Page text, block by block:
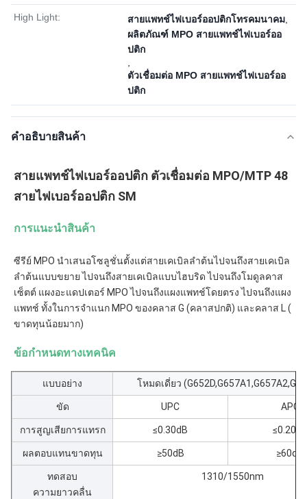
High Light: สายแพทช์ไฟเบอร์ออปติกโทรคมนาคม
ผลิตภัณฑ์ MPO สายแพทช์ไฟเบอร์ออ
ปติก
ตัวเชื่อมต่อ MPO สายแพทช์ไฟเบอร์ออ
ปติก
คำอธิบายสินค้า
สายแพทช์ไฟเบอร์ออปติก ตัวเชื่อมต่อ MPO/MTP 48
สายไฟเบอร์ออปติก SM
การแนะนำสินค้า
ซีรีย์ MPO นำเสนอโซลูชั่นตั้งแต่สายเคเบิลลำต้นไปจนถึงสายเคเบิล
ลำต้นแบบขยาย ไปจนถึงสายเคเบิลแบบไฮบริด ไปจนถึงโมดูลคาส
เซ็ตต์ แผงอะแดปเตอร์ MPO ไปจนถึงแผงแพทช์โดยตรง ไปจนถึงแผง
แพทช์ ทั้งในการจำแนก MPO ของคลาส G (คลาสปกติ) และคลาส L (
ขาดทุนน้อยมาก)
ข้อกำหนดทางเทคนิค
แบบอย่าง โหมดเดี่ยว
ขัด UPC APC
การสูญเสียการแทรก ≤0.30dB ≤0.20dB
ผลตอบแทนขาดทุน ≥50dB ≥60dB
ทดสอบ
ความยาวคลื่น
1310/1550nm